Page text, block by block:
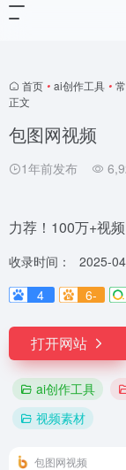
首页 • ai创作工具 •
正文
包图网视频
1年前发布
力荐！100万+视
收录时间：
2025-
4
6-
打开网站
ai创作工具
视频素材
包图网视频